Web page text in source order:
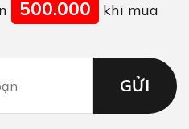
500.000
khi mua